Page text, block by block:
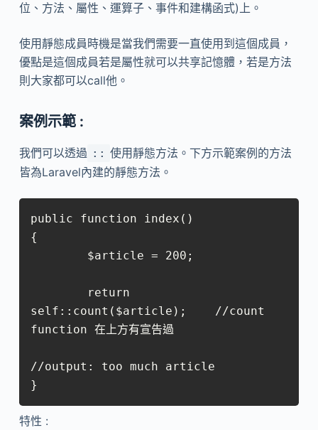
位、方法、屬性、運算子、事件和建構函式)上。
使用靜態成員時機是當我們需要一直使用到這個成員，
優點是這個成員若是屬性就可以共享記憶體，若是方法
則大家都可以call他。
案例示範 :
我們可以透過 :: 使用靜態方法。下方示範案例的方法
皆為Laravel內建的靜態方法。
public function index()
{
self::count($article);    //count
function 在上方有宣告過
//output: too much article
特性 :